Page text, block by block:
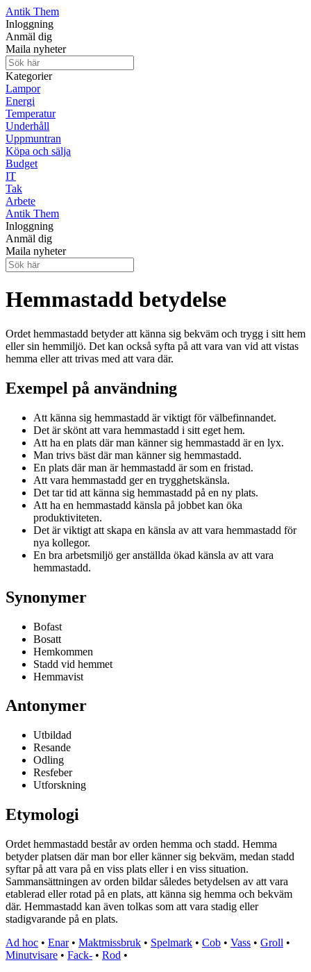
Antik Them
Inloggning
Anmäl dig
Maila nyheter
Kategorier
Lampor
Energi
Temperatur
Underhåll
Uppmuntran
Köpa och sälja
Budget
IT
Tak
Arbete
Antik Them
Inloggning
Anmäl dig
Maila nyheter
Hemmastadd betydelse
Ordet hemmastadd betyder att känna sig bekväm och trygg i sitt hem
eller sin hemmiljö. Det kan också syfta på att vara van vid att vistas
hemma eller att trivas med att vara där.
Exempel på användning
Att känna sig hemmastadd är viktigt för välbefinnandet.
Det är skönt att vara hemmastadd i sitt eget hem.
Att ha en plats där man känner sig hemmastadd är en lyx.
Man trivs bäst där man känner sig hemmastadd.
En plats där man är hemmastadd är som en fristad.
Att vara hemmastadd ger en trygghetskänsla.
Det tar tid att känna sig hemmastadd på en ny plats.
Att ha en hemmastadd känsla på jobbet kan öka
produktiviteten.
Det är viktigt att skapa en känsla av att vara hemmastadd för
nya kollegor.
En bra arbetsmiljö ger anställda ökad känsla av att vara
hemmastadd.
Synonymer
Bofast
Bosatt
Hemkommen
Stadd vid hemmet
Hemmavist
Antonymer
Utbildad
Resande
Odling
Resfeber
Utforskning
Etymologi
Ordet hemmastadd består av orden hemma och stadd. Hemma
betyder platsen där man bor eller känner sig bekväm, medan stadd
syftar på att vara på en viss plats eller i en viss situation.
Sammansättningen av orden bildar således betydelsen av att vara
etablerad eller rotad på en plats, att känna sig hemma och bekväm
där. Hemmastadd kan även tolkas som att vara stadig eller
stadigvarande på en plats.
Ad hoc • Enar• Maktmissbruk • Spelmark • Cob • Vass • Groll •
Minutvisare • Fack- • Rod •